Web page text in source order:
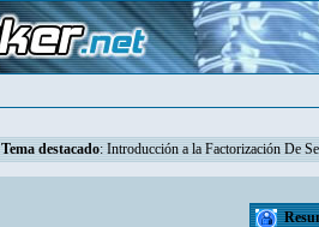
Tema destacado: Introducción a la Factorización De